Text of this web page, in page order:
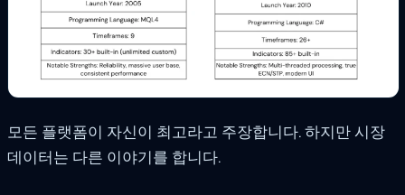
모든 플랫폼이 자신이 최고라고 주장합니다. 하지만 시장
데이터는 다른 이야기를 합니다.